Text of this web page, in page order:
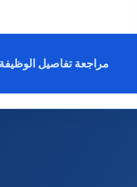
مراجعة تفاصيل الوظيفة